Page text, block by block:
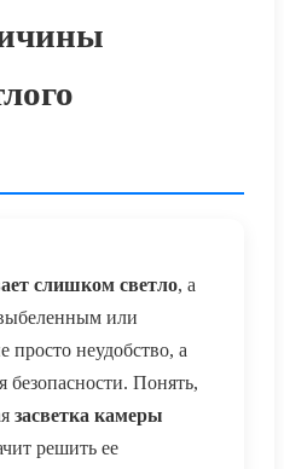
слишком светло, а
или
просто неудобство, а
безопасности. Понять,
засветка камеры
решить ее